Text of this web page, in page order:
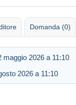
Domanda (0)
maggio 2026 a 11:10
2026 a 11:10